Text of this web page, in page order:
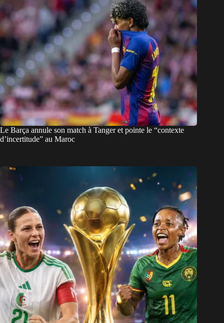
Le Barça annule son match à Tanger et pointe le “contexte
d’incertitude” au Maroc